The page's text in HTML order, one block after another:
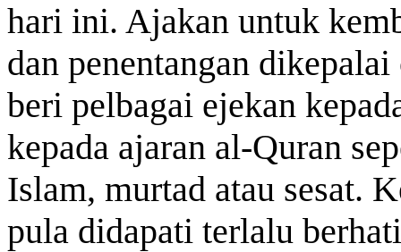
hari ini. Ajakan untuk
dan penentangan
beri pelbagai ejekan
kepada ajaran al-Quran
Islam, murtad atau sesat.
pula didapati terlalu